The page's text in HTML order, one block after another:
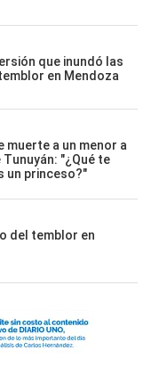
que inundó las
en Mendoza
muerte a un menor a
"¿Qué te
un princeso?"
del temblor en